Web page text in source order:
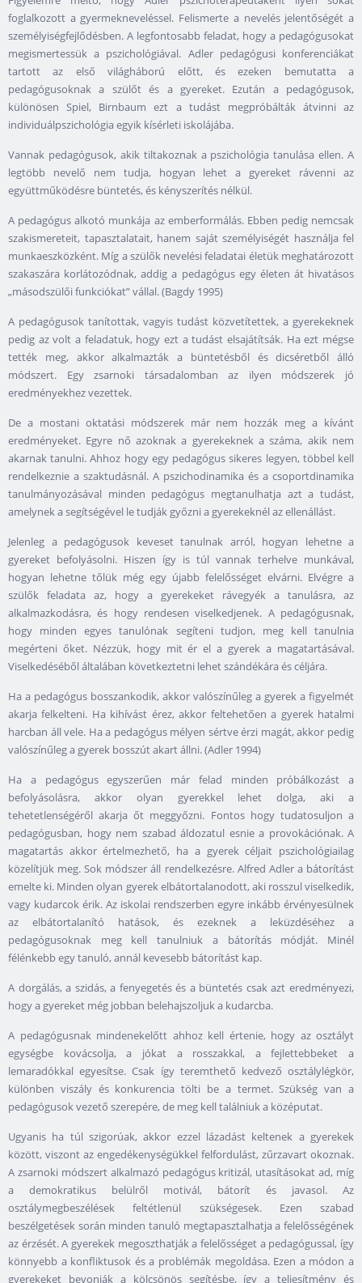
foglalkozott a gyermekneveléssel. Felismerte a nevelés jelentőségét a
személyiségfejlődésben. A legfontosabb feladat, hogy a pedagógusokat
megismertessük a pszichológiával. Adler pedagógusi konferenciákat
tartott az első világháború előtt, és ezeken bemutatta a
pedagógusoknak a szülőt és a gyereket. Ezután a pedagógusok,
különösen Spiel, Birnbaum ezt a tudást megpróbálták átvinni az
individuálpszichológia egyik kísérleti iskolájába.
Vannak pedagógusok, akik tiltakoznak a pszichológia tanulása ellen. A
legtöbb nevelő nem tudja, hogyan lehet a gyereket rávenni az
együttműködésre büntetés, és kényszerítés nélkül.
A pedagógus alkotó munkája az emberformálás. Ebben pedig nemcsak
szakismereteit, tapasztalatait, hanem saját személyiségét használja fel
munkaeszközként. Míg a szülők nevelési feladatai életük meghatározott
szakaszára korlátozódnak, addig a pedagógus egy életen át hivatásos
„másodszülői funkciókat” vállal. (Bagdy 1995)
A pedagógusok tanítottak, vagyis tudást közvetítettek, a gyerekeknek
pedig az volt a feladatuk, hogy ezt a tudást elsajátítsák. Ha ezt mégse
tették meg, akkor alkalmazták a büntetésből és dicséretből álló
módszert. Egy zsarnoki társadalomban az ilyen módszerek jó
eredményekhez vezettek.
De a mostani oktatási módszerek már nem hozzák meg a kívánt
eredményeket. Egyre nő azoknak a gyerekeknek a száma, akik nem
akarnak tanulni. Ahhoz hogy egy pedagógus sikeres legyen, többel kell
rendelkeznie a szaktudásnál. A pszichodinamika és a csoportdinamika
tanulmányozásával minden pedagógus megtanulhatja azt a tudást,
amelynek a segítségével le tudják győzni a gyerekeknél az ellenállást.
Jelenleg a pedagógusok keveset tanulnak arról, hogyan lehetne a
gyereket befolyásolni. Hiszen így is túl vannak terhelve munkával,
hogyan lehetne tőlük még egy újabb felelősséget elvárni. Elvégre a
szülők feladata az, hogy a gyerekeket rávegyék a tanulásra, az
alkalmazkodásra, és hogy rendesen viselkedjenek. A pedagógusnak,
hogy minden egyes tanulónak segíteni tudjon, meg kell tanulnia
megérteni őket. Nézzük, hogy mit ér el a gyerek a magatartásával.
Viselkedéséből általában következtetni lehet szándékára és céljára.
Ha a pedagógus bosszankodik, akkor valószínűleg a gyerek a figyelmét
akarja felkelteni. Ha kihívást érez, akkor feltehetően a gyerek hatalmi
harcban áll vele. Ha a pedagógus mélyen sértve érzi magát, akkor pedig
valószínűleg a gyerek bosszút akart állni. (Adler 1994)
Ha a pedagógus egyszerűen már felad minden próbálkozást a
befolyásolásra, akkor olyan gyerekkel lehet dolga, aki a
tehetetlenségéről akarja őt meggyőzni. Fontos hogy tudatosuljon a
pedagógusban, hogy nem szabad áldozatul esnie a provokációnak. A
magatartás akkor értelmezhető, ha a gyerek céljait pszichológiailag
közelítjük meg. Sok módszer áll rendelkezésre. Alfred Adler a bátorítást
emelte ki. Minden olyan gyerek elbátortalanodott, aki rosszul viselkedik,
vagy kudarcok érik. Az iskolai rendszerben egyre inkább érvényesülnek
az elbátortalanító hatások, és ezeknek a leküzdéséhez a
pedagógusoknak meg kell tanulniuk a bátorítás módját. Minél
félénkebb egy tanuló, annál kevesebb bátorítást kap.
A dorgálás, a szidás, a fenyegetés és a büntetés csak azt eredményezi,
hogy a gyereket még jobban belehajszoljuk a kudarcba.
A pedagógusnak mindenekelőtt ahhoz kell értenie, hogy az osztályt
egységbe kovácsolja, a jókat a rosszakkal, a fejlettebbeket a
lemaradókkal egyesítse. Csak így teremthető kedvező osztálylégkör,
különben viszály és konkurencia tölti be a termet. Szükség van a
pedagógusok vezető szerepére, de meg kell találniuk a középutat.
Ugyanis ha túl szigorúak, akkor ezzel lázadást keltenek a gyerekek
között, viszont az engedékenységükkel felfordulást, zűrzavart okoznak.
A zsarnoki módszert alkalmazó pedagógus kritizál, utasításokat ad, míg
a demokratikus belülről motivál, bátorít és javasol. Az
osztálymegbeszélések feltétlenül szükségesek. Ezen szabad
beszélgetések során minden tanuló megtapasztalhatja a felelősségének
az érzését. A gyerekek megoszthatják a felelősséget a pedagógussal, így
könnyebb a konfliktusok és a problémák megoldása. Ezen a módon a
gyerekeket bevonják a kölcsönös segítésbe, így a teljesítmény és